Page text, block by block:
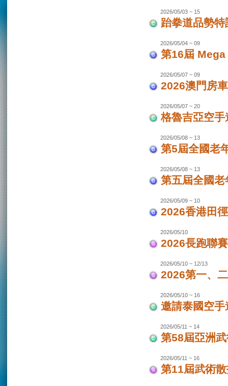
2026/05/03 ~ 15
跆拳道品勢
2026/05/04 ~ 09
第16屆
2026/05/07 ~ 09
2026澳門房
2026/05/07 ~ 20
格魯吉亞空
2026/05/08 ~ 13
第5屆全國老
2026/05/08 ~ 13
第五屆全國
2026/05/09 ~ 10
2026香港田
2026/05/10
2026長跑聯
2026/05/10 ~ 12/13
2026第一、
2026/05/10 ~ 16
邀請泰國空
2026/05/11 ~ 14
第58屆亞洲
2026/05/11 ~ 16
第11屆武術